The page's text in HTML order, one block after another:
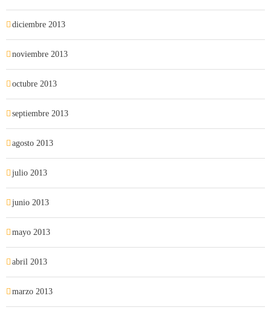
diciembre 2013
noviembre 2013
octubre 2013
septiembre 2013
agosto 2013
julio 2013
junio 2013
mayo 2013
abril 2013
marzo 2013